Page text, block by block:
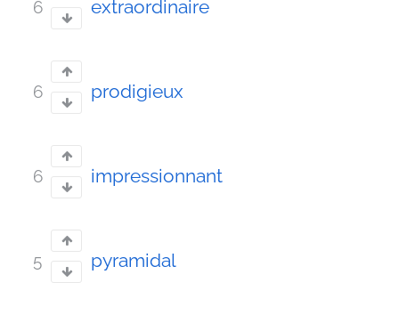
6 extraordinaire
6 prodigieux
6 impressionnant
5 pyramidal